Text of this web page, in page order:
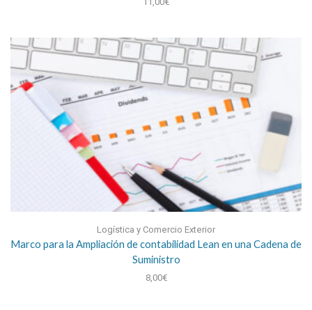
Logística y Comercio Exterior
Marco para la Ampliación de contabilidad Lean en una Cadena de
Suministro
8,00€